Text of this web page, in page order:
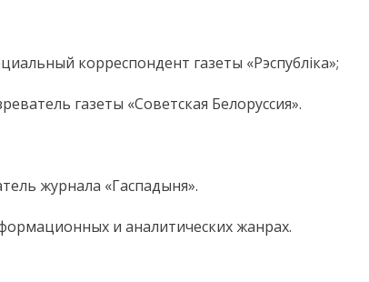
корреспондент газеты «Рэспубліка»;
газеты «Советская Белоруссия».
журнала «Гаспадыня».
и аналитических жанрах.